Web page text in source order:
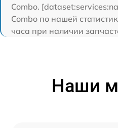
Combo.
Combo по нашей
часа при наличии
Наши